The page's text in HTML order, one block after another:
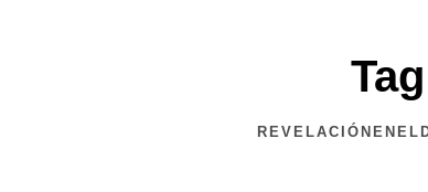
Tag